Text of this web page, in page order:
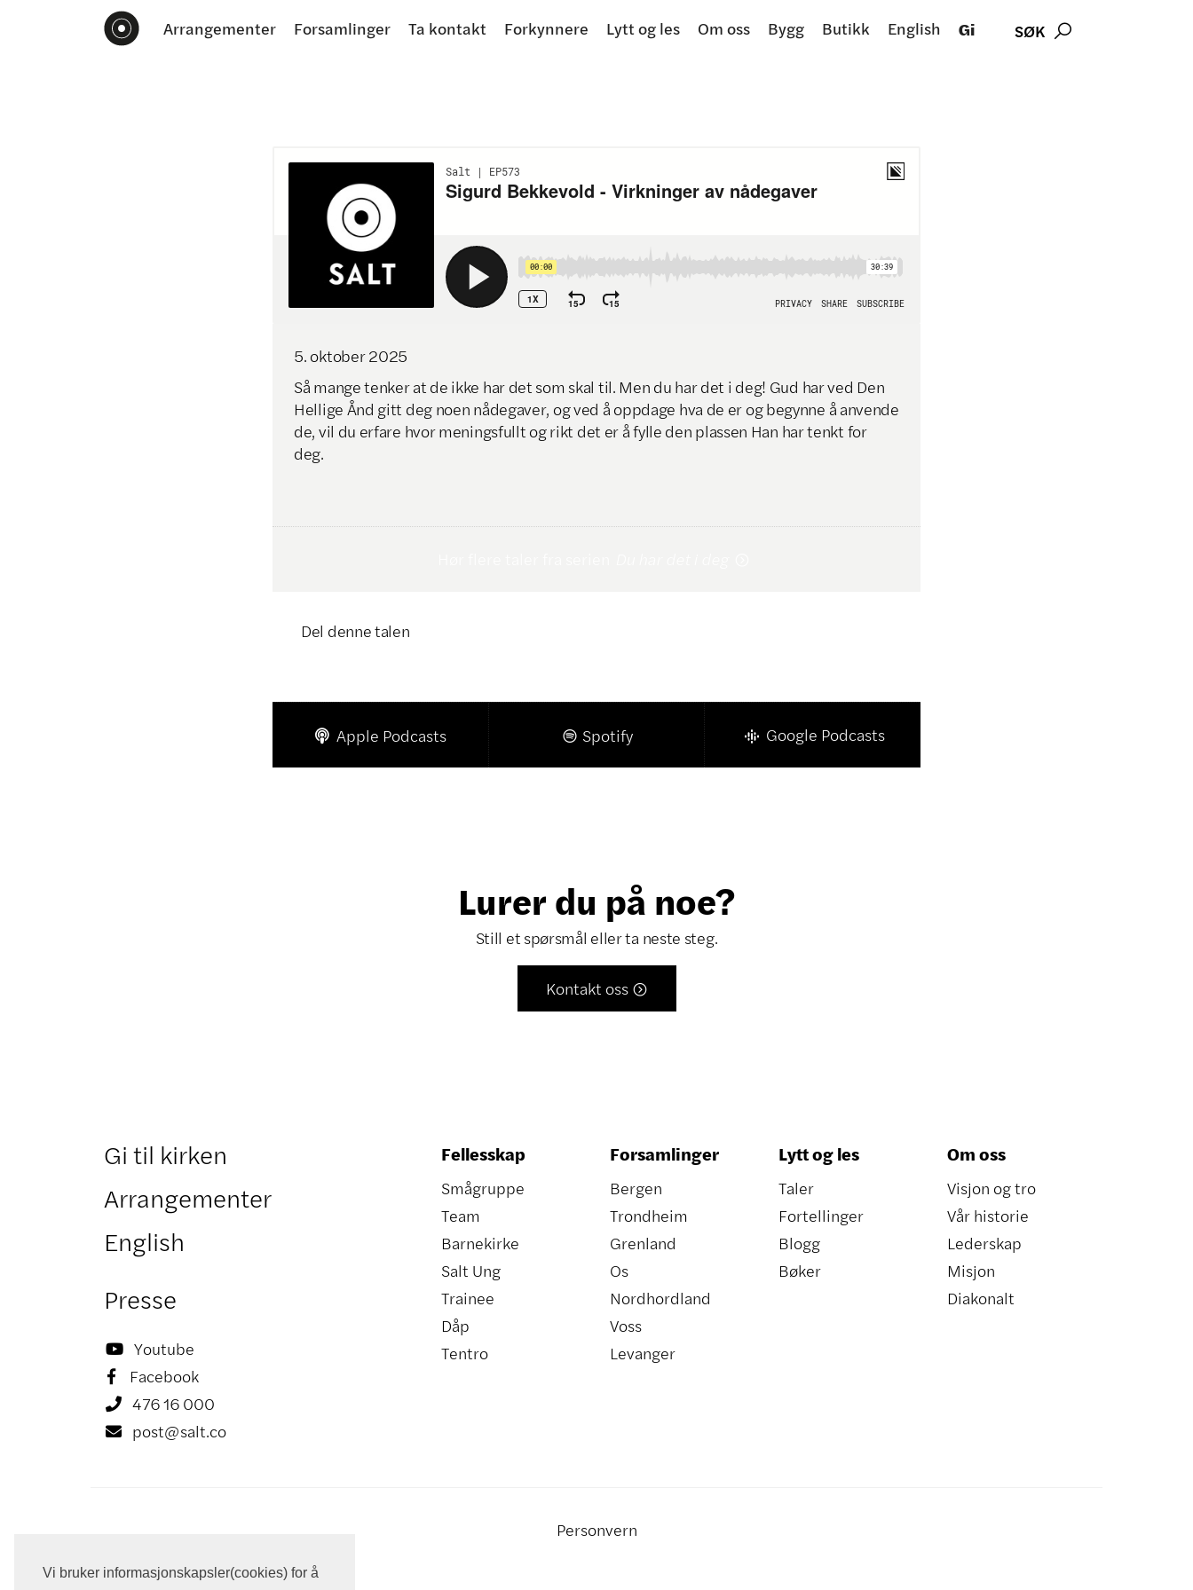
Vi bruker informasjonskapsler(cookies) for å
Arrangementer Forsamlinger Ta kontakt Forkynnere Lytt og les Om oss Bygg Butikk English Gi SØK 
5. oktober2025
Så mange tenker at de ikke har det som skal til. Men du har det i deg! Gud har ved Den
Hellige Ånd gitt deg noen nådegaver, og ved å oppdage hva de er og begynne å anvende
de, vil du erfare hvor meningsfullt og rikt det er å fylle den plassen Han har tenkt for
deg.
Del denne talen
 Apple Podcasts  Spotify Google Podcasts
Lurer du på noe?
Still et spørsmål eller ta neste steg.
Kontakt oss 
Gi til kirken
Arrangementer
English
Presse
 Youtube
 Facebook
 476 16 000
 post@salt.co
Fellesskap
Smågruppe
Team
Barnekirke
Salt Ung
Trainee
Dåp
Tentro
Forsamlinger
Bergen
Trondheim
Grenland
Os
Nordhordland
Voss
Levanger
Lytt og les
Taler
Fortellinger
Blogg
Bøker
Om oss
Visjon og tro
Vår historie
Lederskap
Misjon
Diakonalt
Personvern